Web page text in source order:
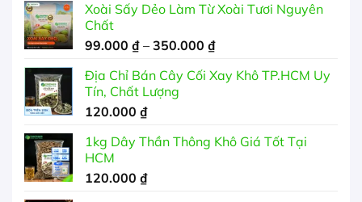
Xoài Sấy Dẻo Làm Từ Xoài Tươi Nguyên
Chất
99.000 ₫ – 350.000 ₫Khoảng
từ
Địa Chỉ Bán Cây Cối Xay Khô TP.HCM Uy
Tín, Chất Lượng
120.000 ₫
1kg Dây Thần Thông Khô Giá Tốt Tại
HCM
120.000 ₫